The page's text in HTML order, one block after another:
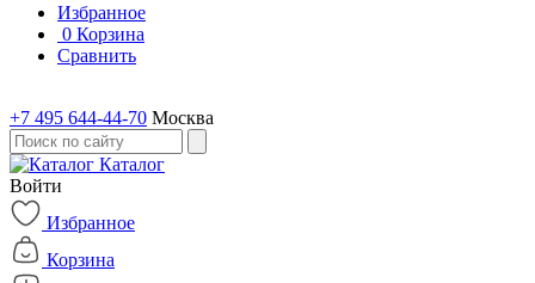
Избранное
0 Корзина
Сравнить
+7 495 644-44-70 Москва
Каталог
Войти
Избранное
Корзина